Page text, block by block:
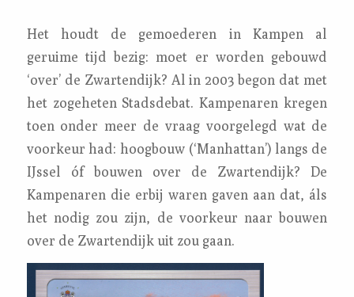
Het houdt de gemoederen in Kampen al
geruime tijd bezig: moet er worden gebouwd
‘over’ de Zwartendijk? Al in 2003 begon dat met
het zogeheten Stadsdebat. Kampenaren kregen
toen onder meer de vraag voorgelegd wat de
voorkeur had: hoogbouw (‘Manhattan’) langs de
IJssel óf bouwen over de Zwartendijk? De
Kampenaren die erbij waren gaven aan dat, áls
het nodig zou zijn, de voorkeur naar bouwen
over de Zwartendijk uit zou gaan.